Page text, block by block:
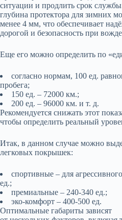
ситуации и продлить срок
глубина протектора для зимних
менее 4 мм, что обеспечивает
дорогой и безопасность при
Еще его можно определить по
согласно нормам, 100 ед.
пробега;
150 ед. – 72000 км.;
200 ед. – 96000 км. и т. д.
Рекомендуется снижать этот
чтобы определить реальный
Итак, в данном случае можно
легковых покрышек:
спортивные – для
ед.;
премиальные – 240-340 ед.;
эко-комфорт – 400-500 ед.
Оптимальные габариты зависят